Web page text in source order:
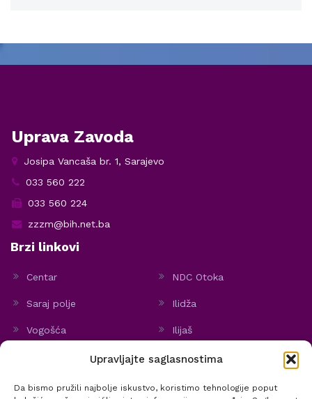
Upravljajte saglasnostima
Da bismo pružili najbolje iskustvo, koristimo tehnologije poput
Uprava Zavoda
Josipa Vancaša br. 1, Sarajevo
033 560 222
033 560 224
zzzm@bih.net.ba
Brzi linkovi
Centar NDC Otoka
Saraj polje Ilidža
Vogošća Ilijaš
Stari Grad
Politika kolačića